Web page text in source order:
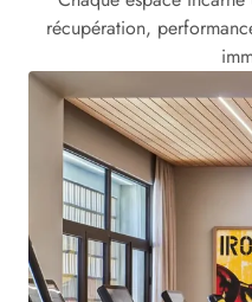
récupération,